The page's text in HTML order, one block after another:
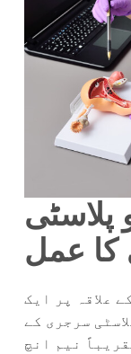
پلاسٹی
عمل
علاقہ پر ایک
سرجری کے
نیم انچ